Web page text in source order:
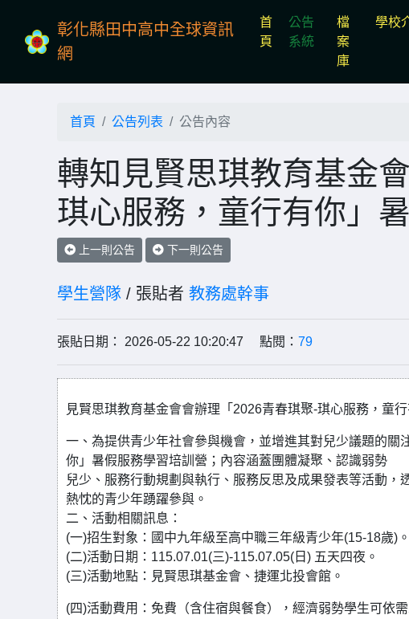
彰化縣田中高中全球資訊
網
首
頁 (current)
公告
系統
檔
案
庫
學校
首頁 公告列表 公告內容
轉知見賢思琪教育基金
琪心服務，童行有你」
上一則公告 下一則公告
學生營隊 / 張貼者 教務處幹事
張貼日期： 2026-05-22 10:20:47 點閱： 79
見賢思琪教育基金會會辦理「2026青春琪聚-琪心服務，童
一、為提供青少年社會參與機會，並增進其對兒少議題的
你」暑假服務學習培訓營；內容涵蓋團體凝聚、認識弱勢
兒少、服務行動規劃與執行、服務反思及成果發表等活動
熱忱的青少年踴躍參與。
二、活動相關訊息：
(一)招生對象：國中九年級至高中職三年級青少年(15-18歲)。
(二)活動日期：115.07.01(三)-115.07.05(日) 五天四夜。
(三)活動地點：見賢思琪基金會、捷運北投會館。
(四)活動費用：免費（含住宿與餐食），經濟弱勢學生可依